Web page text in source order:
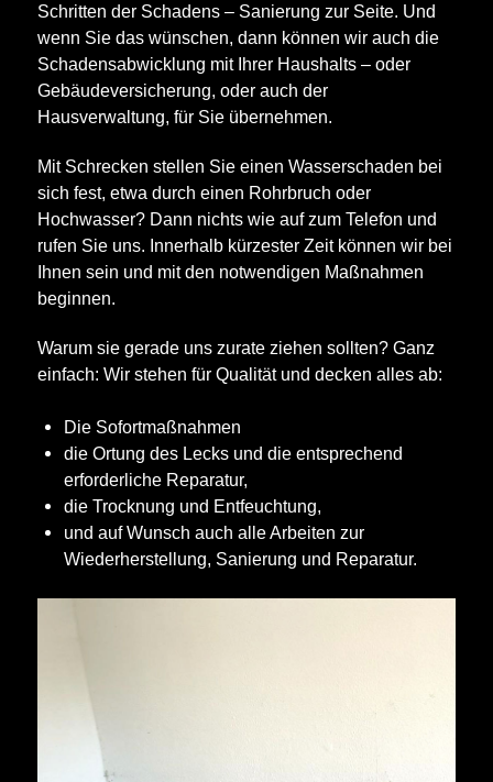
Schritten der Schadens – Sanierung zur Seite. Und
wenn Sie das wünschen, dann können wir auch die
Schadensabwicklung mit Ihrer Haushalts – oder
Gebäudeversicherung, oder auch der
Hausverwaltung, für Sie übernehmen.
Mit Schrecken stellen Sie einen Wasserschaden bei
sich fest, etwa durch einen Rohrbruch oder
Hochwasser? Dann nichts wie auf zum Telefon und
rufen Sie uns. Innerhalb kürzester Zeit können wir bei
Ihnen sein und mit den notwendigen Maßnahmen
beginnen.
Warum sie gerade uns zurate ziehen sollten? Ganz
einfach: Wir stehen für Qualität und decken alles ab:
Die Sofortmaßnahmen
die Ortung des Lecks und die entsprechend
erforderliche Reparatur,
die Trocknung und Entfeuchtung,
und auf Wunsch auch alle Arbeiten zur
Wiederherstellung, Sanierung und Reparatur.